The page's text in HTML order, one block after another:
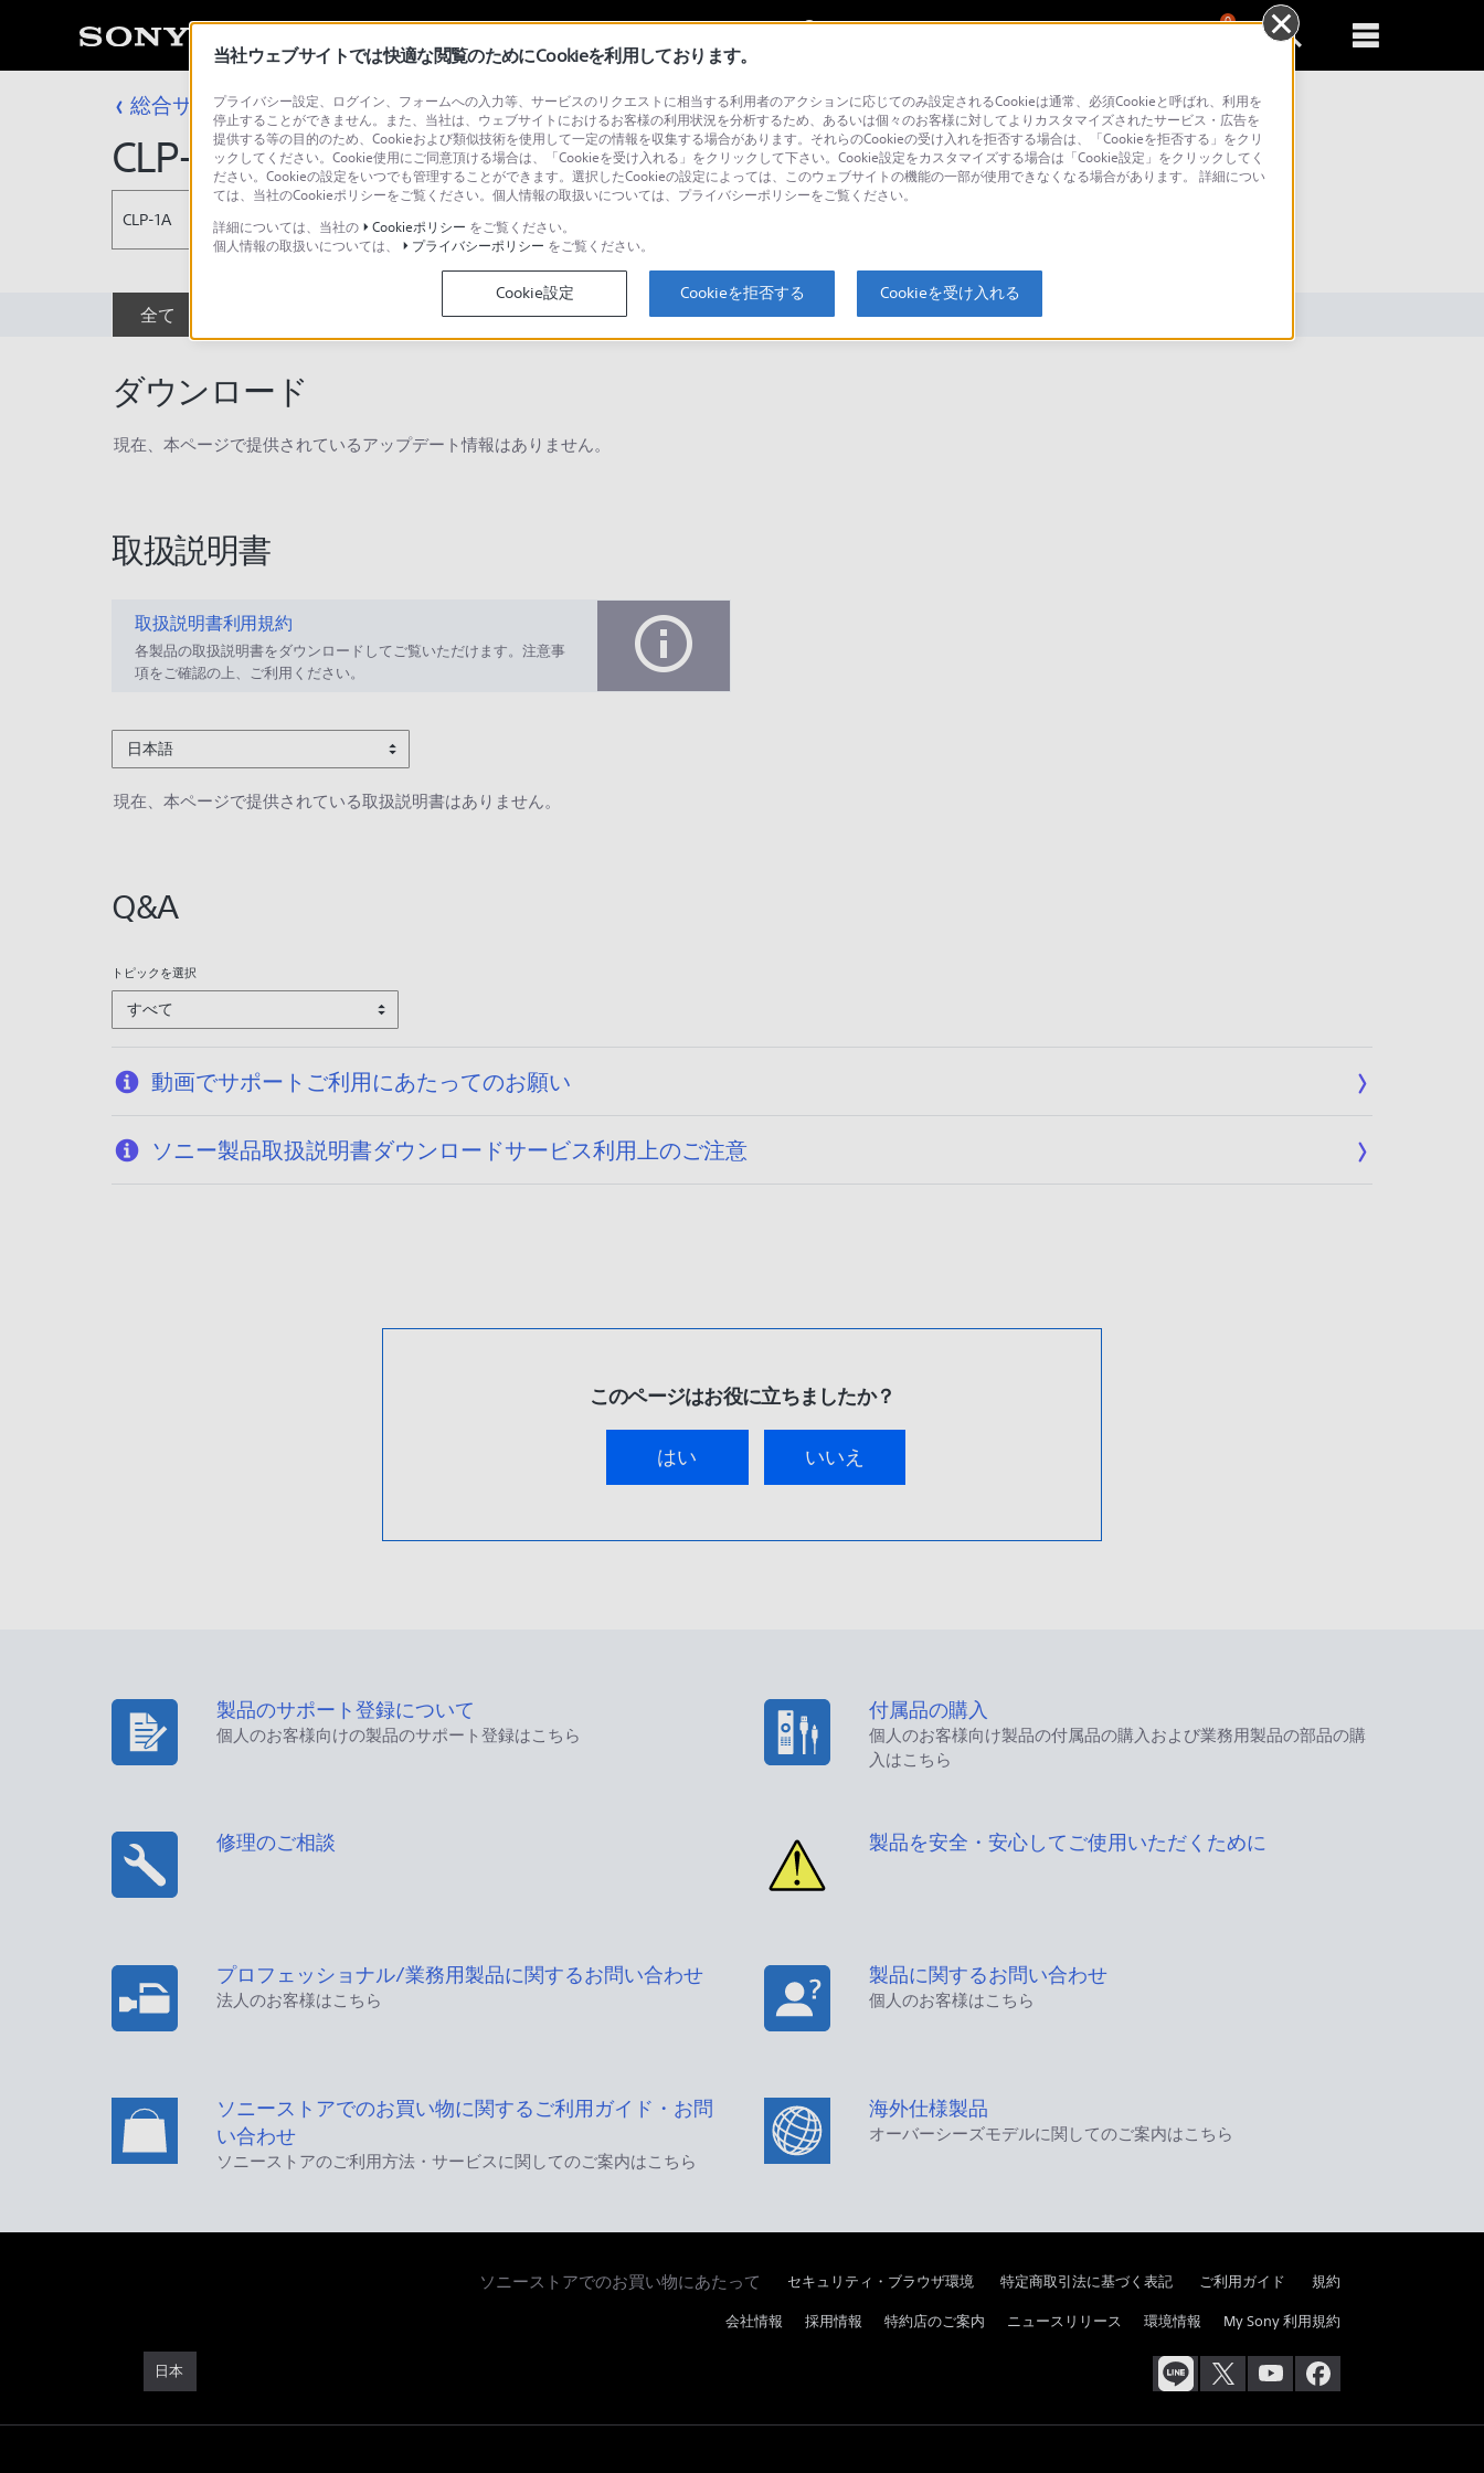
0
総合サポート・お問い合わせ プロフェッショナル／業務用
CLP-1A
CLP-1A
全て 取扱説明書 Q&A
ダウンロード
現在、本ページで提供されているアップデート情報はありません。
取扱説明書
取扱説明書利用規約
各製品の取扱説明書をダウンロードしてご覧いただけます。注意事
項をご確認の上、ご利用ください。
日本語
現在、本ページで提供されている取扱説明書はありません。
Q&A
トピックを選択
すべて
動画でサポートご利用にあたってのお願い
ソニー製品取扱説明書ダウンロードサービス利用上のご注意
このページはお役に立ちましたか？
はい いいえ
製品のサポート登録について
個人のお客様向けの製品のサポート登録はこちら
付属品の購入
個人のお客様向け製品の付属品の購入および業務用製品の部品の購
入はこちら
修理のご相談 製品を安全・安心してご使用いただくために
プロフェッショナル/業務用製品に関するお問い合わせ
法人のお客様はこちら
製品に関するお問い合わせ
個人のお客様はこちら
ソニーストアでのお買い物に関するご利用ガイド・お問
い合わせ
ソニーストアのご利用方法・サービスに関してのご案内はこちら
海外仕様製品
オーバーシーズモデルに関してのご案内はこちら
ソニーストアでのお買い物にあたって セキュリティ・ブラウザ環境 特定商取引法に基づく表記 ご利用ガイド 規約
日本
会社情報 採用情報 特約店のご案内 ニュースリリース 環境情報 My Sony 利用規約
当社ウェブサイトでは快適な閲覧のためにCookieを利用しております。
プライバシー設定、ログイン、フォームへの入力等、サービスのリクエストに相当する利用者のアクションに応じてのみ設定されるCookieは通常、必須Cookieと呼ばれ、利用を
停止することができません。また、当社は、ウェブサイトにおけるお客様の利用状況を分析するため、あるいは個々のお客様に対してよりカスタマイズされたサービス・広告を
提供する等の目的のため、Cookieおよび類似技術を使用して一定の情報を収集する場合があります。それらのCookieの受け入れを拒否する場合は、「Cookieを拒否する」をクリ
ックしてください。Cookie使用にご同意頂ける場合は、「Cookieを受け入れる」をクリックして下さい。Cookie設定をカスタマイズする場合は「Cookie設定」をクリックしてく
ださい。Cookieの設定をいつでも管理することができます。選択したCookieの設定によっては、このウェブサイトの機能の一部が使用できなくなる場合があります。 詳細につい
ては、当社のCookieポリシーをご覧ください。個人情報の取扱いについては、プライバシーポリシーをご覧ください。
詳細については、当社の
Cookieポリシー をご覧ください。
個人情報の取扱いについては、
プライバシーポリシー をご覧ください。
Cookie設定 Cookieを拒否する Cookieを受け入れる